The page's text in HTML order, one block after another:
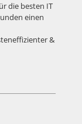
die besten IT
einen
&